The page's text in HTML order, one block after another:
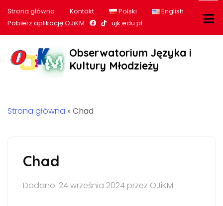
Strona główna Kontakt Polski
English
Pobierz aplikację OJiKM
Nasz profil na Facebook
Nasz profil na tiktok
ujk.edu.pl
Obserwatorium Języka i
Kultury Młodzieży
Strona główna » Chad
Chad
Dodano: 24 września 2024 przez OJiKM